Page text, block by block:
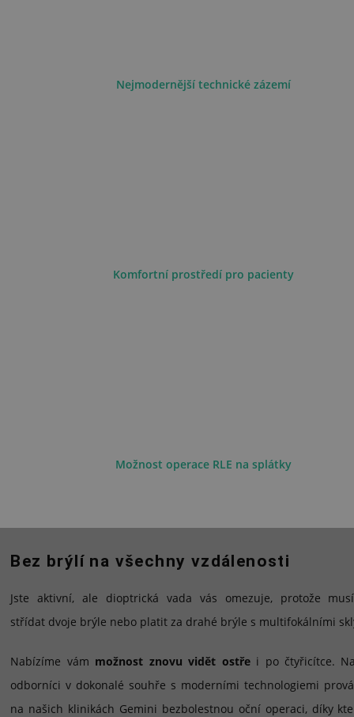
Nejmodernější technické zázemí
Komfortní prostředí pro pacienty
Možnost operace RLE na splátky
Bez brýlí na všechny vzdálenosti
Jste aktivní, ale dioptrická vada vás omezuje, protože
střídat dvoje brýle nebo platit za drahé brýle s multifokálními
Nabízíme vám možnost znovu vidět ostřei po čtyřicítce.
odborníci v dokonalé souhře s moderními technologiemi
na našich klinikách Gemini bezbolestnou oční operaci, díky